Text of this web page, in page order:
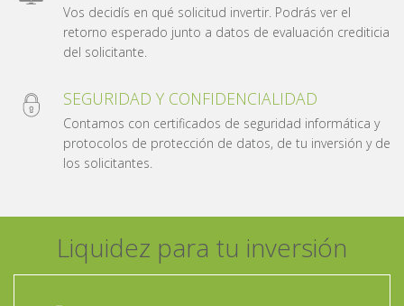
Vos decidís en qué solicitud invertir. Podrás ver el
retorno esperado junto a datos de evaluación crediticia
del solicitante.
SEGURIDAD Y CONFIDENCIALIDAD
Contamos con certificados de seguridad informática y
protocolos de protección de datos, de tu inversión y de
los solicitantes.
Liquidez para tu inversión